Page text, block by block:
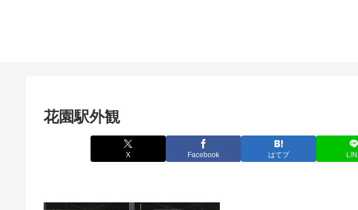
花園駅外観
X Facebook はてブ